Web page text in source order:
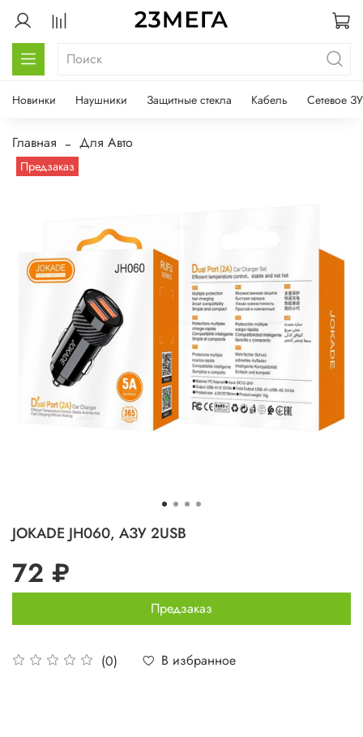
Новинки Наушники Защитные стекла Кабель Сетевое ЗУ
Главная Для Авто
Предзаказ
JOKADE JH060, АЗУ 2USB
(0) В избранное
72 ₽
Предзаказ